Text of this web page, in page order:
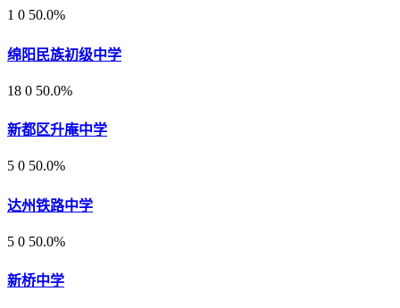
1 0 50.0%
绵阳民族初级中学
18 0 50.0%
新都区升庵中学
5 0 50.0%
达州铁路中学
5 0 50.0%
新桥中学